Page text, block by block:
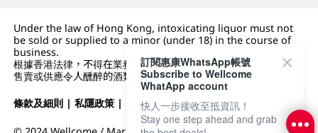
Under the law of Hong Kong, intoxicating liquor must not
be sold or supplied to a minor (under 18) in the course of
business.
根據香港法律，不得在業務過程中，向未成年人 (18 歲以下人士)
售賣或供應令人醺醉的酒類。
條款及細則 |私隱政策 | DFI零售集團
訂閱惠康WhatsApp帳號
Subscribe to Wellcome
WhatApp account
快人一步接收至抵資訊！
Stay one step ahead and grab